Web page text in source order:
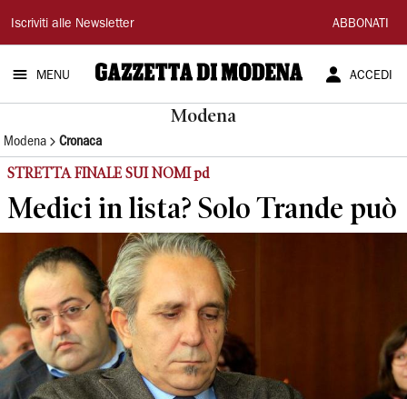
Gazzetta
di
Modena
Iscriviti alle Newsletter ABBONATI
MENU ACCEDI
Modena
Modena Cronaca
STRETTA FINALE SUI NOMI pd
Medici in lista? Solo Trande può